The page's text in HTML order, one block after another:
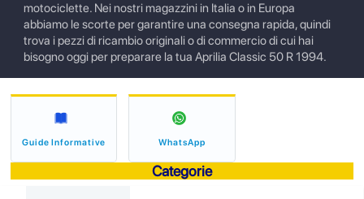
motociclette. Nei nostri magazzini in Italia o in Europa
abbiamo le scorte per garantire una consegna rapida, quindi
trova i pezzi di ricambio originali o di commercio di cui hai
bisogno oggi per preparare la tua Aprilia Classic 50 R 1994.
Guide Informative WhatsApp
Categorie